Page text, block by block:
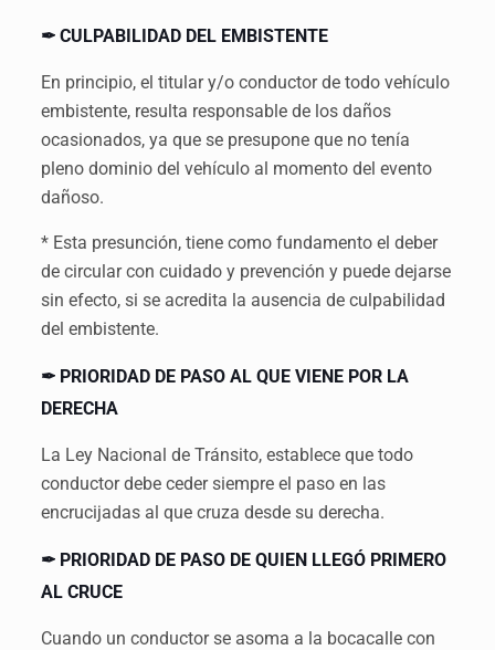
✒ CULPABILIDAD DEL EMBISTENTE
En principio, el titular y/o conductor de todo vehículo
embistente, resulta responsable de los daños
ocasionados, ya que se presupone que no tenía
pleno dominio del vehículo al momento del evento
dañoso.
* Esta presunción, tiene como fundamento el deber
de circular con cuidado y prevención y puede dejarse
sin efecto, si se acredita la ausencia de culpabilidad
del embistente.
✒ PRIORIDAD DE PASO AL QUE VIENE POR LA
DERECHA
La Ley Nacional de Tránsito, establece que todo
conductor debe ceder siempre el paso en las
encrucijadas al que cruza desde su derecha.
✒ PRIORIDAD DE PASO DE QUIEN LLEGÓ PRIMERO
AL CRUCE
Cuando un conductor se asoma a la bocacalle con